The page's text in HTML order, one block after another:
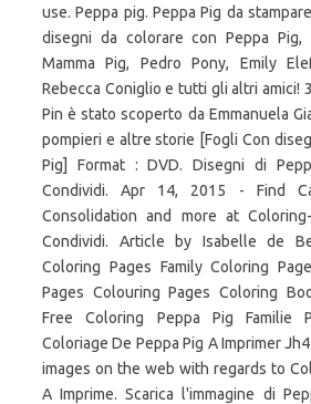
use. Peppa pig. Peppa Pig da
disegni da colorare con Peppa Pig,
Mamma Pig, Pedro Pony, Emily
Rebecca Coniglio e tutti gli altri amici!
Pin è stato scoperto da Emmanuela
pompieri e altre storie [Fogli Con
Pig] Format : DVD. Disegni di
Condividi. Apr 14, 2015 - Find
Consolidation and more at Coloring-
Condividi. Article by Isabelle de
Coloring Pages Family Coloring
Pages Colouring Pages Coloring
Free Coloring Peppa Pig Familie
Coloriage De Peppa Pig A Imprimer
images on the web with regards to
A Imprime. Scarica l'immagine di